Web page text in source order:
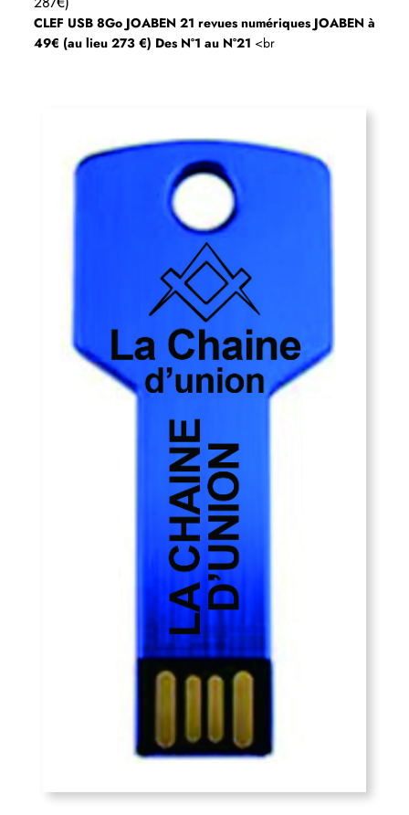
CLEF USB 8Go JOABEN 21 revues numériques JOABEN à
49€ (au lieu 273 €) Des N°1 au N°21 <br